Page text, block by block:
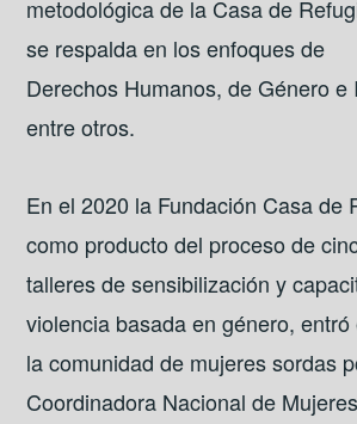
metodológica de la Casa de
se respalda en los enfoques de
Derechos Humanos, de Género e
entre otros.
En el 2020 la Fundación Casa de
como producto del proceso de
talleres de sensibilización y
violencia basada en género,
la comunidad de mujeres sordas
Coordinadora Nacional de